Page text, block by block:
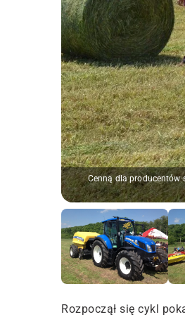
Cenną dla producentów
Rozpoczął się cykl